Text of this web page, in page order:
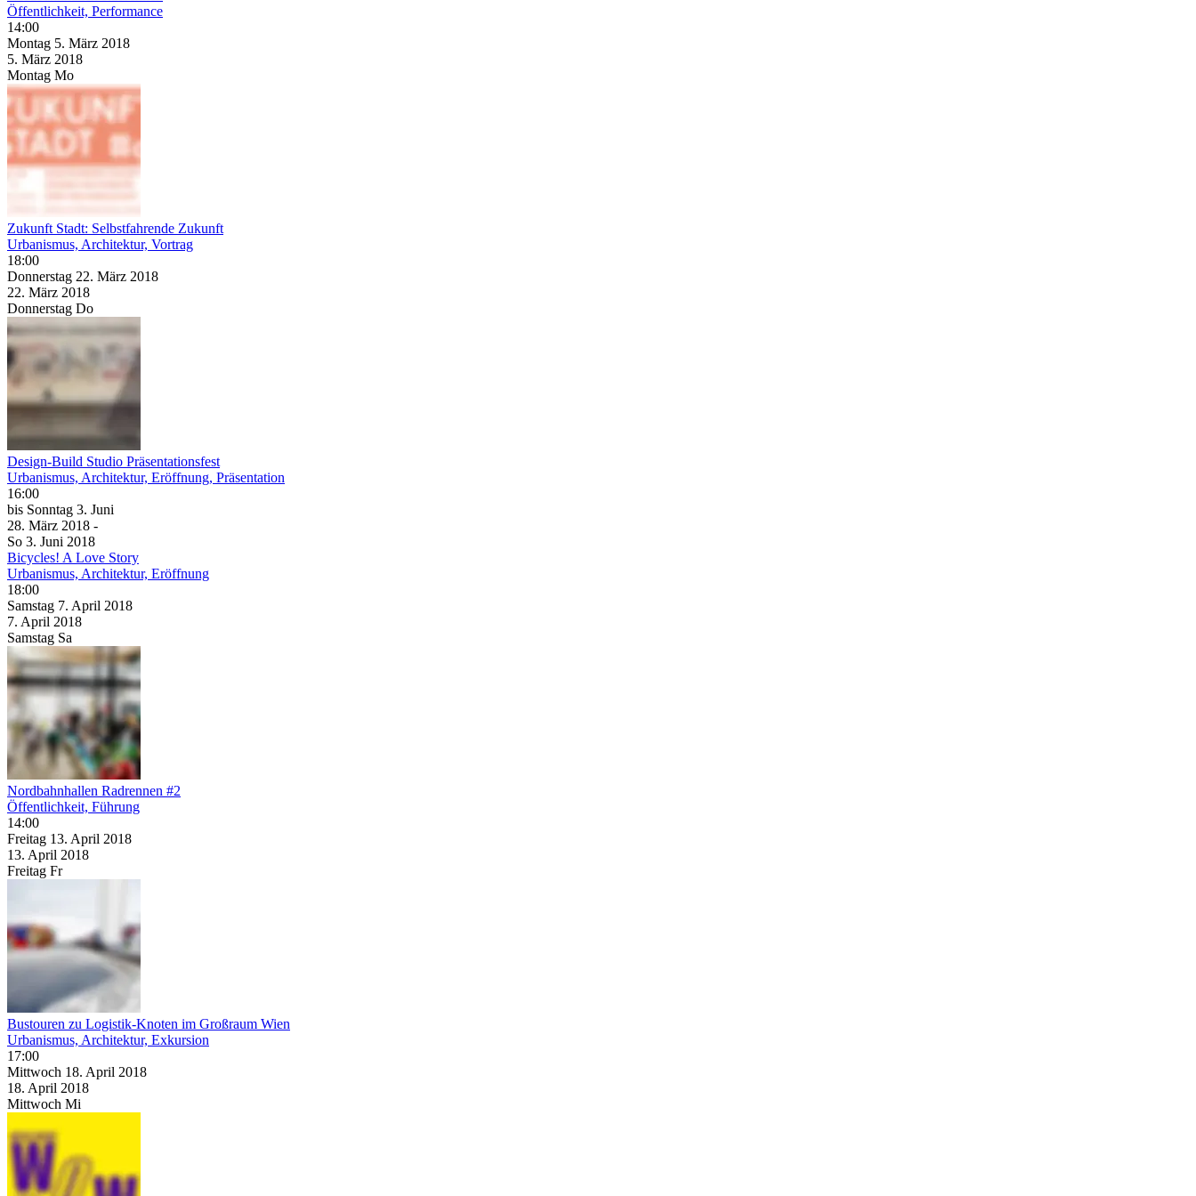
Öffentlichkeit, Performance
14:00
Montag 5. März 2018
5. März 2018
Montag Mo
Zukunft Stadt: Selbstfahrende Zukunft
Urbanismus, Architektur, Vortrag
18:00
Donnerstag 22. März 2018
22. März 2018
Donnerstag Do
Design-Build Studio Präsentationsfest
Urbanismus, Architektur, Eröffnung, Präsentation
16:00
bis Sonntag 3. Juni
28. März 2018 -
So 3. Juni 2018
Bicycles! A Love Story
Urbanismus, Architektur, Eröffnung
18:00
Samstag 7. April 2018
7. April 2018
Samstag Sa
Nordbahnhallen Radrennen #2
Öffentlichkeit, Führung
14:00
Freitag 13. April 2018
13. April 2018
Freitag Fr
Bustouren zu Logistik-Knoten im Großraum Wien
Urbanismus, Architektur, Exkursion
17:00
Mittwoch 18. April 2018
18. April 2018
Mittwoch Mi